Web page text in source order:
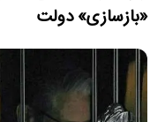
«بازسازی» دولت